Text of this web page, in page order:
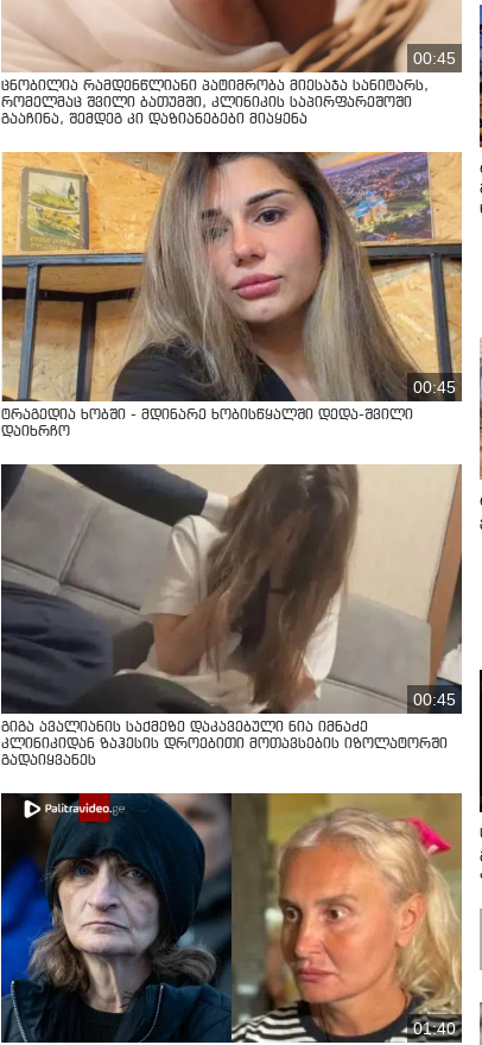
00:45
ცნობილია რამდენწლიანი პატიმრობა მიესაჯა სანიტარს,
რომელმაც შვილი ბათუმში, კლინიკის საპირფარეშოში
გააჩინა, შემდეგ კი დაზიანებები მიაყენა
00:45
ტრაგედია ხობში - მდინარე ხობისწყალში დედა-შვილი
დაიხრჩო
00:45
გიგა ავალიანის საქმეზე დაკავებული ნია იმნაძე
კლინიკიდან ზაჰესის დროებითი მოთავსების იზოლატორში
გადაიყვანეს
01:40